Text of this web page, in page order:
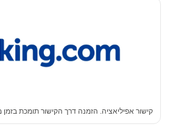
קישור אפיליאציה. הזמנה דרך הקישור תומכת בזמן